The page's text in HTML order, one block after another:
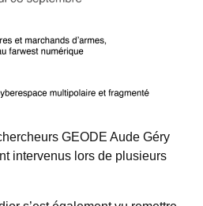
GEODE Aude Géry
intervenus lors de plusieurs